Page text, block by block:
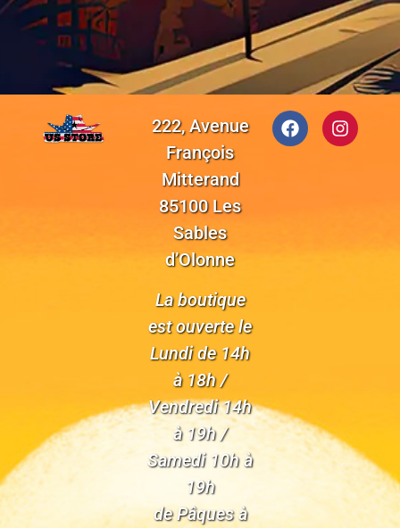
222, Avenue
François
Mitterand
85100 Les
Sables
d’Olonne
La boutique
est ouverte le
Lundi de 14h
à 18h /
Vendredi 14h
à 19h /
Samedi 10h à
19h
de Pâques à